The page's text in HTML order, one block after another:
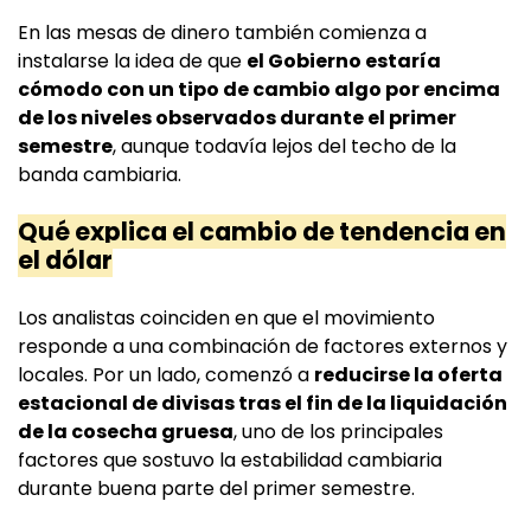
En las mesas de dinero también comienza a
instalarse la idea de que el Gobierno estaría
cómodo con un tipo de cambio algo por encima
de los niveles observados durante el primer
semestre, aunque todavía lejos del techo de la
banda cambiaria.
Qué explica el cambio de tendencia en
el dólar
Los analistas coinciden en que el movimiento
responde a una combinación de factores externos y
locales. Por un lado, comenzó a reducirse la oferta
estacional de divisas tras el fin de la liquidación
de la cosecha gruesa, uno de los principales
factores que sostuvo la estabilidad cambiaria
durante buena parte del primer semestre.